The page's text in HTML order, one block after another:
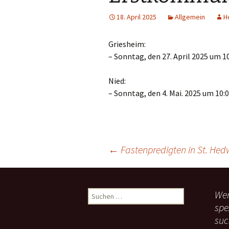
Oekum.
Prävention im
Terminplan
Unsere
18. April 2025 Allgemein
Griesheim:
– Sonntag, den 27. April 2025 um
Nied:
– Sonntag, den 4. Mai. 2025 um
Beitragsnavigation
← Fastenpredigten in St.
u